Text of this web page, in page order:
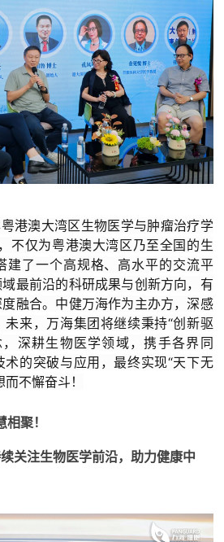
港澳大湾区生物医学与肿瘤治疗学
不仅为粤港澳大湾区乃至全国的生
建了一个高规格、高水平的交流平
最前沿的科研成果与创新方向，有
融合。中健万海作为主办方，深感
来，万海集团将继续秉持“创新驱
深耕生物医学领域，携手各界同
的突破与应用，最终实现“天下无
不懈奋斗！
聚！
续关注生物医学前沿，助力健康中